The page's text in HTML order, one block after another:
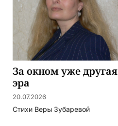
За окном уже другая
эра
20.07.2026
Стихи Веры Зубаревой